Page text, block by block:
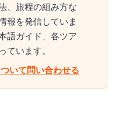
、旅程の組み方な
報を発信していま
語ガイド、各ツア
ています。
いて問い合わせる